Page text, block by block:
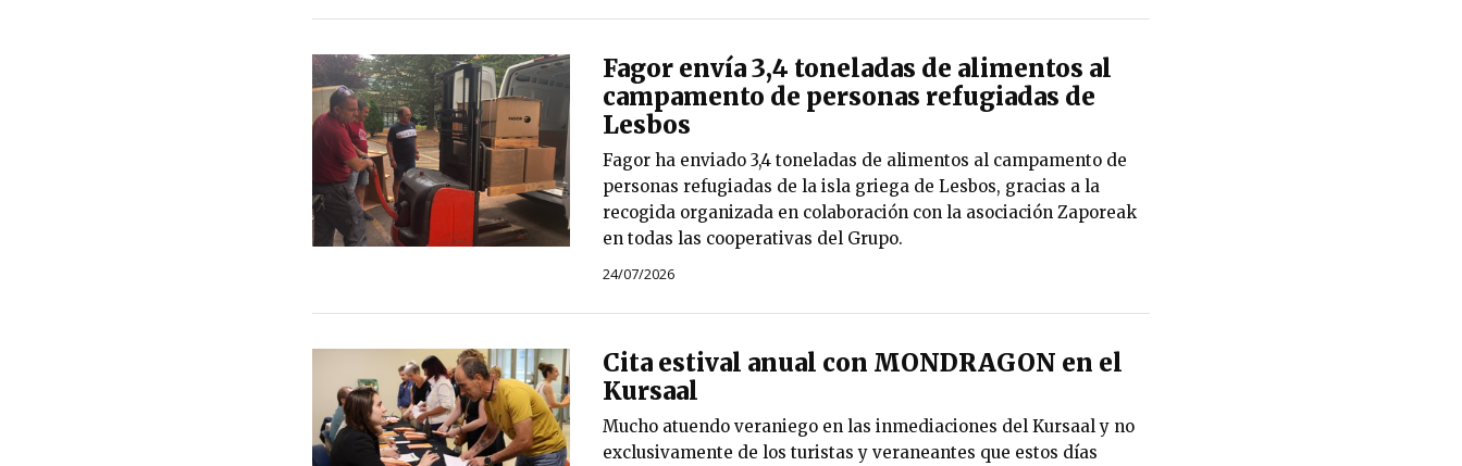
Fagor envía 3,4 toneladas de alimentos al
campamento de personas refugiadas de
Lesbos
Fagor ha enviado 3,4 toneladas de alimentos al campamento de
personas refugiadas de la isla griega de Lesbos, gracias a la
recogida organizada en colaboración con la asociación Zaporeak
en todas las cooperativas del Grupo.
24/07/2026
Cita estival anual con MONDRAGON en el
Kursaal
Mucho atuendo veraniego en las inmediaciones del Kursaal y no
exclusivamente de los turistas y veraneantes que estos días